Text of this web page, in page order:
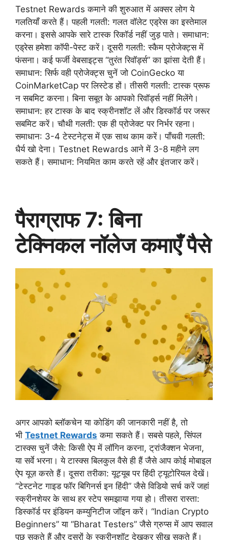
Testnet Rewards कमाने की शुरुआत में अक्सर लोग ये
गलतियाँ करते हैं। पहली गलती: गलत वॉलेट एड्रेस का इस्तेमाल
करना। इससे आपके सारे टास्क रिकॉर्ड नहीं जुड़ पाते। समाधान:
एड्रेस हमेशा कॉपी-पेस्ट करें। दूसरी गलती: स्कैम प्रोजेक्ट्स में
फंसना। कई फर्जी वेबसाइट्स “तुरंत रिवॉर्ड्स” का झांसा देती हैं।
समाधान: सिर्फ वही प्रोजेक्ट्स चुनें जो CoinGecko या
CoinMarketCap पर लिस्टेड हों। तीसरी गलती: टास्क प्रूफ
न सबमिट करना। बिना सबूत के आपको रिवॉर्ड्स नहीं मिलेंगे।
समाधान: हर टास्क के बाद स्क्रीनशॉट लें और डिस्कॉर्ड पर जरूर
सबमिट करें। चौथी गलती: एक ही प्रोजेक्ट पर निर्भर रहना।
समाधान: 3-4 टेस्टनेट्स में एक साथ काम करें। पाँचवी गलती:
धैर्य खो देना। Testnet Rewards आने में 3-8 महीने लग
सकते हैं। समाधान: नियमित काम करते रहें और इंतजार करें।
पैराग्राफ 7: बिना
टेक्निकल नॉलेज कमाएँ पैसे
अगर आपको ब्लॉकचेन या कोडिंग की जानकारी नहीं है, तो
भी Testnet Rewards कमा सकते हैं। सबसे पहले, सिंपल
टास्क्स चुनें जैसे: किसी ऐप में लॉगिन करना, ट्रांजैक्शन भेजना,
या सर्वे भरना। ये टास्क्स बिलकुल वैसे ही हैं जैसे आप कोई मोबाइल
ऐप यूज़ करते हैं। दूसरा तरीका: यूट्यूब पर हिंदी ट्यूटोरियल देखें।
“टेस्टनेट गाइड फॉर बिगिनर्स इन हिंदी” जैसे विडियो सर्च करें जहां
स्क्रीनशेयर के साथ हर स्टेप समझाया गया हो। तीसरा रास्ता:
डिस्कॉर्ड पर इंडियन कम्युनिटीज जॉइन करें। “Indian Crypto
Beginners” या “Bharat Testers” जैसे ग्रुप्स में आप सवाल
पूछ सकते हैं और दूसरों के स्क्रीनशॉट देखकर सीख सकते हैं।